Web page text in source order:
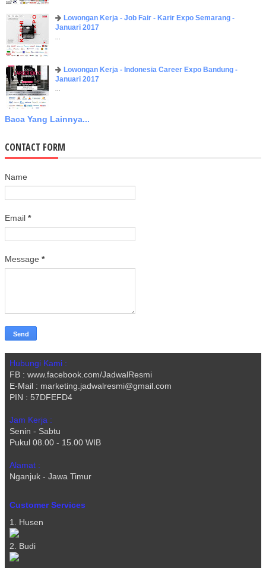
Lowongan Kerja - Job Fair - Karir Expo Semarang -
Januari 2017
Lowongan Kerja - Indonesia Career Expo Bandung -
Januari 2017
Baca Yang Lainnya...
CONTACT FORM
Name
Email *
Message *
Hubungi Kami :
FB : www.facebook.com/JadwalResmi
E-Mail : marketing.jadwalresmi@gmail.com
PIN : 57DFEFD4
Jam Kerja :
Senin - Sabtu
Pukul 08.00 - 15.00 WIB
Alamat :
Nganjuk - Jawa Timur
Customer Services
1. Husen
2. Budi